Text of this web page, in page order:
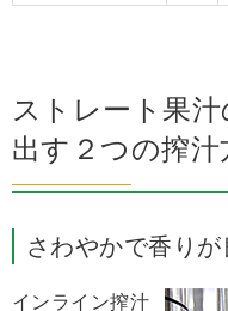
ストレート果
出す２つの搾汁
さわやかで香りが
インライン搾汁